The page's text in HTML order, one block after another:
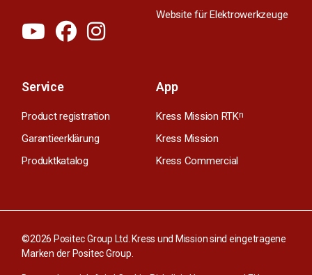
Website für Elektrowerkzeuge
Service
Product registration
Garantieerklärung
Produktkatalog
App
Kress Mission RTKn
Kress Mission
Kress Commercial
©2026 Positec Group Ltd. Kress und Mission sind eingetragene
Marken der Positec Group.